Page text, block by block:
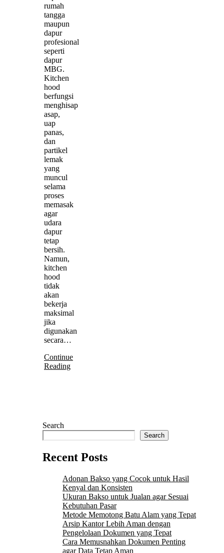
rumah
tangga
maupun
dapur
profesional
seperti
dapur
MBG.
Kitchen
hood
berfungsi
menghisap
asap,
uap
panas,
dan
partikel
lemak
yang
muncul
selama
proses
memasak
agar
udara
dapur
tetap
bersih.
Namun,
kitchen
hood
tidak
akan
bekerja
maksimal
jika
digunakan
secara…
Continue
Reading
Search
Search
Recent Posts
Adonan Bakso yang Cocok untuk Hasil
Kenyal dan Konsisten
Ukuran Bakso untuk Jualan agar Sesuai
Kebutuhan Pasar
Metode Memotong Batu Alam yang Tepat
Arsip Kantor Lebih Aman dengan
Pengelolaan Dokumen yang Tepat
Cara Memusnahkan Dokumen Penting
agar Data Tetap Aman